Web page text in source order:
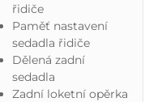
řidiče
Paměť nastavení
sedadla řidiče
Dělená zadní
sedadla
Zadní loketní opěrka